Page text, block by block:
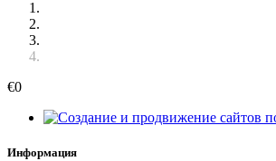
€0
Информация